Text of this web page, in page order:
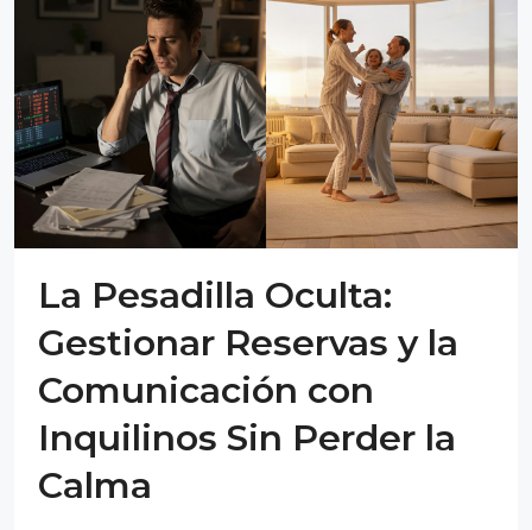
La Pesadilla Oculta:
Gestionar Reservas y la
Comunicación con
Inquilinos Sin Perder la
Calma